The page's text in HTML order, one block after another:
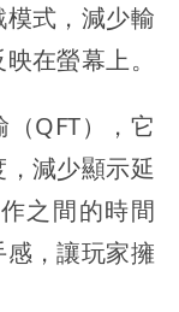
式，減少輸
在螢幕上。
QFT），它
減少顯示延
之間的時間
，讓玩家擁